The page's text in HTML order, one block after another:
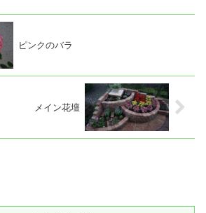
ピンクのバラ
メイン花壇